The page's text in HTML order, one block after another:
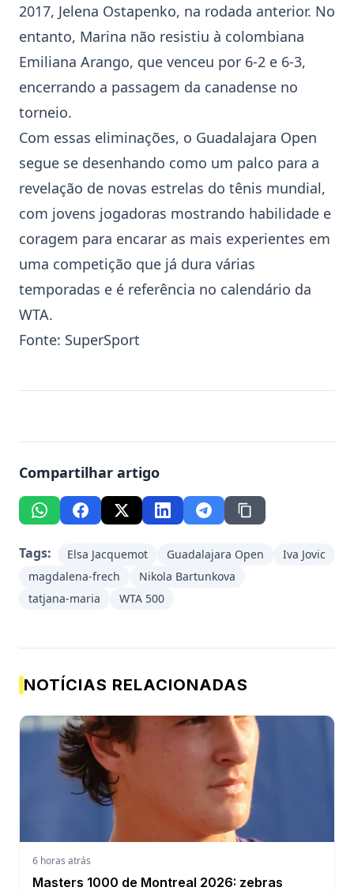
2017, Jelena Ostapenko, na rodada anterior. No
entanto, Marina não resistiu à colombiana
Emiliana Arango, que venceu por 6-2 e 6-3,
encerrando a passagem da canadense no
torneio.
Com essas eliminações, o Guadalajara Open
segue se desenhando como um palco para a
revelação de novas estrelas do tênis mundial,
com jovens jogadoras mostrando habilidade e
coragem para encarar as mais experientes em
uma competição que já dura várias
temporadas e é referência no calendário da
WTA.
Fonte: SuperSport
Compartilhar artigo
Tags: Elsa Jacquemot Guadalajara Open
Iva Jovic
magdalena-frech
Nikola Bartunkova
tatjana-maria
WTA 500
NOTÍCIAS RELACIONADAS
6 horas atrás
Masters 1000 de Montreal 2026: zebras